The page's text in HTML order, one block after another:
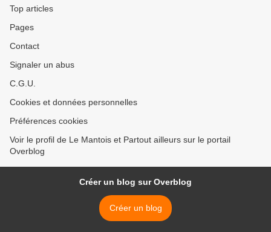
Top articles
Pages
Contact
Signaler un abus
C.G.U.
Cookies et données personnelles
Préférences cookies
Voir le profil de Le Mantois et Partout ailleurs sur le portail
Overblog
Créer un blog sur Overblog
Créer un blog